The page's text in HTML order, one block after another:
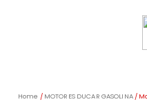
Home / MOTORES DUCAR GASOLINA/